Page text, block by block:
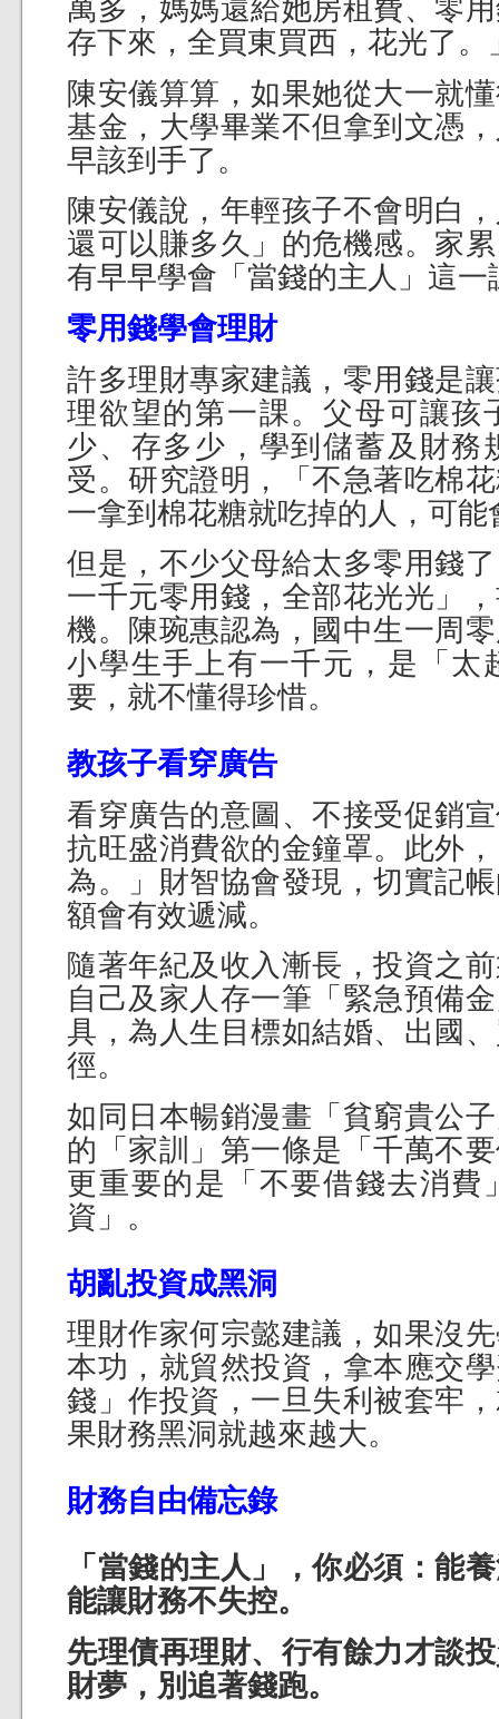
萬多，媽媽還給她房租費、零
存下來，全買東買西，花光了。
陳安儀算算，如果她從大一就
基金，大學畢業不但拿到文憑
早該到手了。
陳安儀說，年輕孩子不會明白
還可以賺多久」的危機感。家
有早早學會「當錢的主人」這一
零用錢學會理財
許多理財專家建議，零用錢是
理欲望的第一課。父母可讓孩
少、存多少，學到儲蓄及財務
受。研究證明，「不急著吃棉
一拿到棉花糖就吃掉的人，可能
但是，不少父母給太多零用錢
一千元零用錢，全部花光光」
機。陳琬惠認為，國中生一周
小學生手上有一千元，是「太
要，就不懂得珍惜。
教孩子看穿廣告
看穿廣告的意圖、不接受促銷
抗旺盛消費欲的金鐘罩。此外
為。」財智協會發現，切實記
額會有效遞減。
隨著年紀及收入漸長，投資之
自己及家人存一筆「緊急預備
具，為人生目標如結婚、出國
徑。
如同日本暢銷漫畫「貧窮貴公
的「家訓」第一條是「千萬不
更重要的是「不要借錢去消費
資」。
胡亂投資成黑洞
理財作家何宗懿建議，如果沒
本功，就貿然投資，拿本應交
錢」作投資，一旦失利被套牢
果財務黑洞就越來越大。
財務自由備忘錄
「當錢的主人」，你必須：能
能讓財務不失控。
先理債再理財、行有餘力才談
財夢，別追著錢跑。